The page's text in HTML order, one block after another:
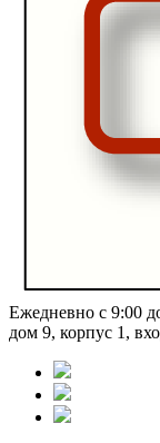
Ежедневно с 9:00
дом 9, корпус 1,